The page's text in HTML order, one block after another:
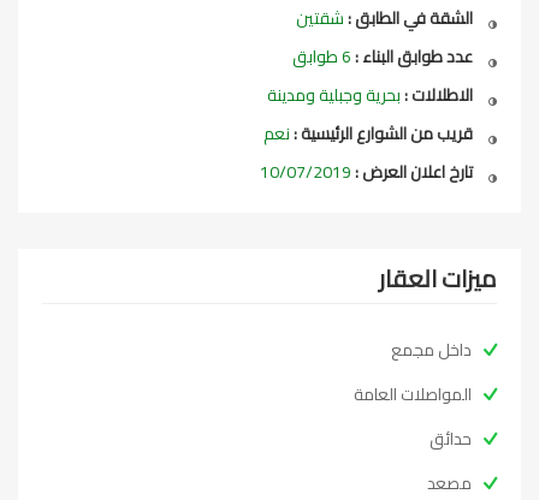
الشقة في الطابق :شقتين
عدد طوابق البناء :
الاطلالات :بحرية وجبلية ومدينة
قريب من الشوارع الرئيسية :نعم
تارخ اعلان العرض :
ميزات العقار
داخل مجمع
المواصلات العامة
حدائق
مصعد